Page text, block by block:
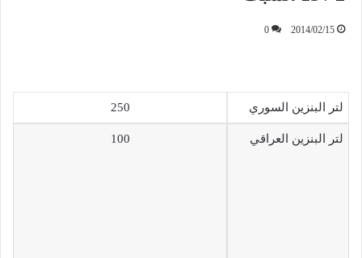
2014/02/15
0
لتر البنزين السوري 250
لتر البنزين العراقي 100